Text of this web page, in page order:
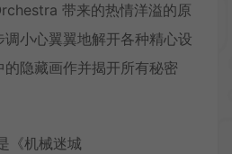
带来的热情洋溢的原
小心翼翼地解开各种精心设
隐藏画作并揭开所有秘密
《机械迷城